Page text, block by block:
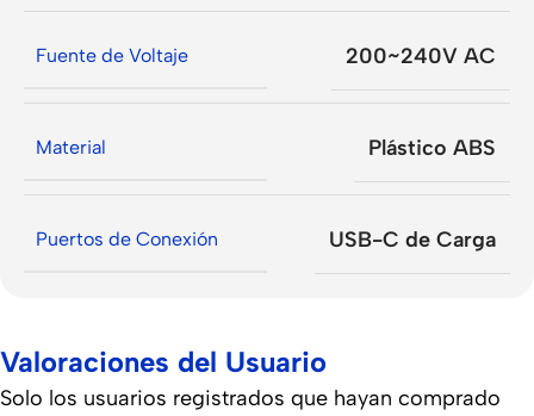
Fuente de Voltaje 200~240V AC
Material Plástico ABS
Puertos de Conexión USB-C de Carga
Valoraciones del Usuario
Solo los usuarios registrados que hayan comprado